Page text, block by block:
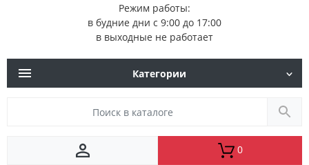
Режим работы:
в будние дни с 9:00 до 17:00
в выходные не работает
Категории
0